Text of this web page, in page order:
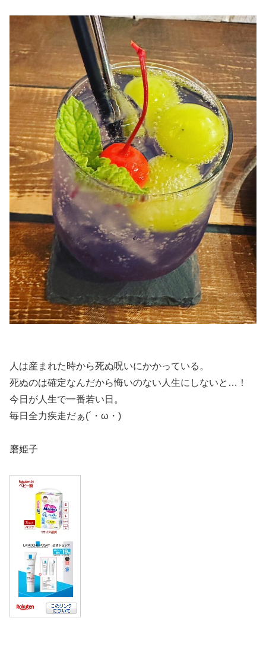
人は産まれた時から死ぬ呪いにかかっている。
死ぬのは確定なんだから悔いのない人生にしないと…！
今日が人生で一番若い日。
毎日全力疾走だぁ(´・ω・)
磨姫子